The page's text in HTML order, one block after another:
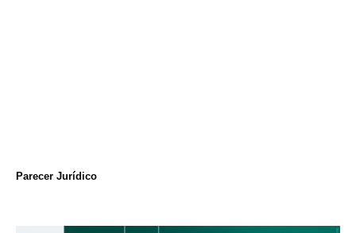
Parecer Jurídico